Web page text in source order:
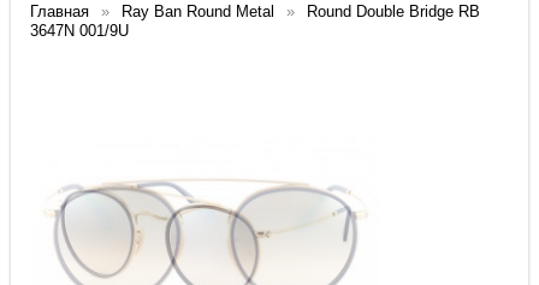
Главная Ray Ban Round Metal
Round Double Bridge RB
3647N 001/9U